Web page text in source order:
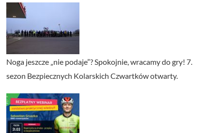
Noga jeszcze „nie podaje”? Spokojnie, wracamy do gry! 7.
sezon Bezpiecznych Kolarskich Czwartków otwarty.